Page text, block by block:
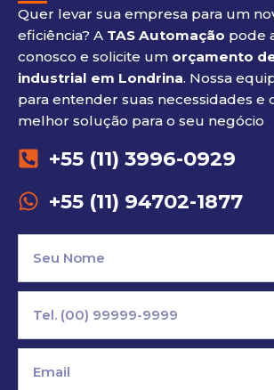
Quer levar sua empresa para um
eficiência? A TAS Automação pode
conosco e solicite um orçamento
industrial em Londrina. Nossa
para entender suas necessidades e
melhor solução para o seu negócio
+55 (11) 3996-0929
+55 (11) 94702-1877